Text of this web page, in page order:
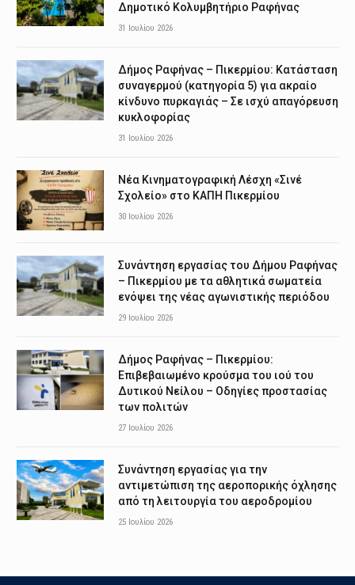
Δημοτικό Κολυμβητήριο Ραφήνας
31 Ιουλίου 2026
Δήμος Ραφήνας – Πικερμίου: Κατάσταση
συναγερμού (κατηγορία 5) για ακραίο
κίνδυνο πυρκαγιάς – Σε ισχύ απαγόρευση
κυκλοφορίας
31 Ιουλίου 2026
Νέα Κινηματογραφική Λέσχη «Σινέ
Σχολείο» στο ΚΑΠΗ Πικερμίου
30 Ιουλίου 2026
Συνάντηση εργασίας του Δήμου Ραφήνας
– Πικερμίου με τα αθλητικά σωματεία
ενόψει της νέας αγωνιστικής περιόδου
29 Ιουλίου 2026
Δήμος Ραφήνας – Πικερμίου:
Επιβεβαιωμένο κρούσμα του ιού του
Δυτικού Νείλου – Οδηγίες προστασίας
των πολιτών
27 Ιουλίου 2026
Συνάντηση εργασίας για την
αντιμετώπιση της αεροπορικής όχλησης
από τη λειτουργία του αεροδρομίου
25 Ιουλίου 2026